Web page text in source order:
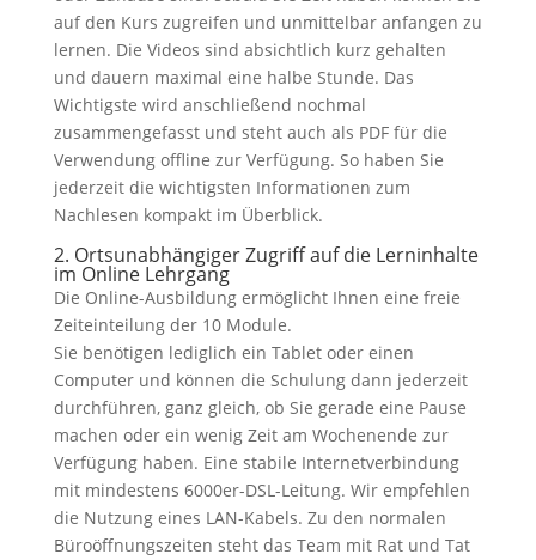
auf den Kurs zugreifen und unmittelbar anfangen zu
lernen. Die Videos sind absichtlich kurz gehalten
und dauern maximal eine halbe Stunde. Das
Wichtigste wird anschließend nochmal
zusammengefasst und steht auch als PDF für die
Verwendung offline zur Verfügung. So haben Sie
jederzeit die wichtigsten Informationen zum
Nachlesen kompakt im Überblick.
2. Ortsunabhängiger Zugriff auf die Lerninhalte
im Online Lehrgang
Die Online-Ausbildung ermöglicht Ihnen eine freie
Zeiteinteilung der 10 Module.
Sie benötigen lediglich ein Tablet oder einen
Computer und können die Schulung dann jederzeit
durchführen, ganz gleich, ob Sie gerade eine Pause
machen oder ein wenig Zeit am Wochenende zur
Verfügung haben. Eine stabile Internetverbindung
mit mindestens 6000er-DSL-Leitung. Wir empfehlen
die Nutzung eines LAN-Kabels. Zu den normalen
Büroöffnungszeiten steht das Team mit Rat und Tat